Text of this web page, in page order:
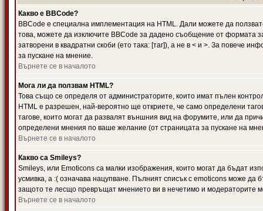
Какво е BBCode?
BBCode е специална имплементация на HTML. Дали можете да
това, можете да изключите BBCode за дадено съобщение от формата
затворени в квадратни скоби (ето така: [таг]), а не в < и >. За повече
за пускане на мнение.
Върнете се в началото
Мога ли да ползвам HTML?
Това също се определя от администраторите, които имат пълен
HTML е разрешен, най-вероятно ще откриете, че само определени
тагове, които могат да развалят външния вид на форумите, или да
определени мнения по ваше желание (от страницата за пускане на
Върнете се в началото
Какво са Smileys?
Smileys, или Emoticons са малки изображения, които могат да бъдат
усмивка, а :( означава нацупване. Пълният списък с emoticons може да
защото те лесщо превръщат мнението ви в нечетимо и модераторите
Върнете се в началото